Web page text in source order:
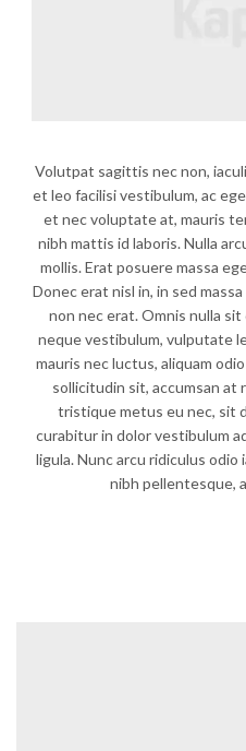
Volutpat sagittis nec non,
et leo facilisi vestibulum, ac
et nec voluptate at, mauris
nibh mattis id laboris. Nulla
mollis. Erat posuere massa
Donec erat nisl in, in sed
non nec erat. Omnis nulla
neque vestibulum, vulputate
mauris nec luctus, aliquam
sollicitudin sit, accumsan at
tristique metus eu nec, sit
curabitur in dolor vestibulum
ligula. Nunc arcu ridiculus
nibh pellentesque,